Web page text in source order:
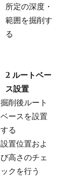
所定の深度・
範囲を掘削す
る
2 ルートベー
ス設置
掘削後ルート
ベースを設置
する
設置位置およ
び高さのチェ
ックを行う